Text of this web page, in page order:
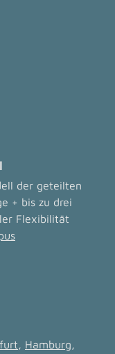
der geteilten
+ bis zu drei
Flexibilität
, Hamburg,